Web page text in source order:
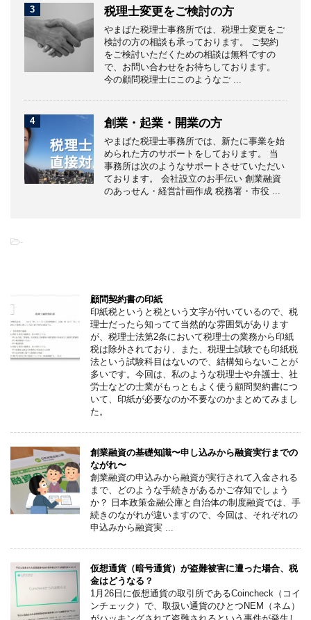
3 税理士変更をご検討の方
やまばた税理士事務所では、税理士変更をご
検討の方の相談も承っております。 ご契約
をご検討いただくための相談は無料ですの
で、お問い合わせをお待ちしております。
今の顧問税理士にこのようなご ...
4 創業・起業・開業の方
やまばた税理士事務所では、新たに事業を始
められた方のサポートをしております。 当
事務所は次のようなサポートさせていただい
ております。 会社設立のお手伝い 創業融資
のあっせん・経営計画作成 税務署・市役 ...
-
顧問契約書の印紙
印紙税というと税という文字が付いているので、税
理士だったら知ってて当然的な雰囲気があります
が、税理士法第2条において税理士の業務から印紙
税は除外されており、また、税理士試験でも印紙税
法という試験科目はないので、結構知らないことが
多いです。今回は、私のような税理士や弁護士、社
労士などの士業がもっともよく使う顧問契約書につ
いて、印紙が必要なのか不要なのかまとめてみまし
た。
創業融資の基礎知識〜申し込みから融資実行までの
ながれ〜
創業融資の申込みから融資が実行されて入金される
まで、どのような手続きがあるかご存知でしょう
か？ 日本政策金融公庫と自治体の制度融資では、手
続きのながれが違いますので、今回は、それぞれの
申込みから融資実 ...
仮想通貨（暗号通貨）が盗難被害に遭った場合、税
金はどうなる？
1月26日に仮想通貨の取引所であるCoincheck（コイ
ンチェック）で、取扱い通貨のひとつNEM（ネム）